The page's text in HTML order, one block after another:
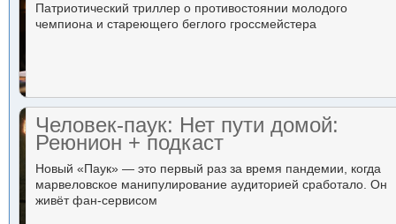
Патриотический триллер о противостоянии молодого
чемпиона и стареющего беглого гроссмейстера
Человек-паук: Нет пути домой:
Реюнион + подкаст
Новый «Паук» — это первый раз за время пандемии, когда
марвеловское манипулирование аудиторией сработало. Он
живёт фан-сервисом